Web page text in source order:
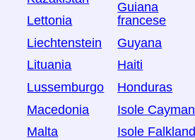
Lettonia
Liechtenstein
Lituania
Lussemburgo
Macedonia
Malta
Guiana
francese
Guyana
Haiti
Honduras
Isole Cayman
Isole Falkland